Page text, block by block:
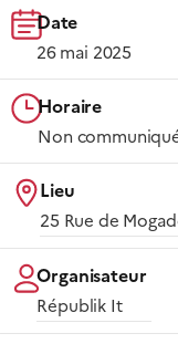
Date
26 mai 2025
Horaire
Non
Lieu
25 Rue de
Organisateur
Républik It